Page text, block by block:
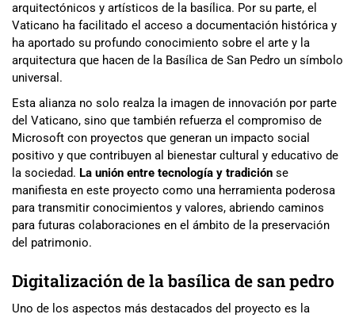
arquitectónicos y artísticos de la basílica. Por su parte, el
Vaticano ha facilitado el acceso a documentación histórica y
ha aportado su profundo conocimiento sobre el arte y la
arquitectura que hacen de la Basílica de San Pedro un símbolo
universal.
Esta alianza no solo realza la imagen de innovación por parte
del Vaticano, sino que también refuerza el compromiso de
Microsoft con proyectos que generan un impacto social
positivo y que contribuyen al bienestar cultural y educativo de
la sociedad. La unión entre tecnología y tradición se
manifiesta en este proyecto como una herramienta poderosa
para transmitir conocimientos y valores, abriendo caminos
para futuras colaboraciones en el ámbito de la preservación
del patrimonio.
Digitalización de la basílica de san pedro
Uno de los aspectos más destacados del proyecto es la